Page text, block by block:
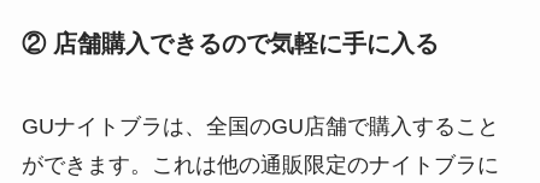
② 店舗購入できるので気軽に手に入る
GUナイトブラは、全国のGU店舗で購入すること
ができます。これは他の通販限定のナイトブラに